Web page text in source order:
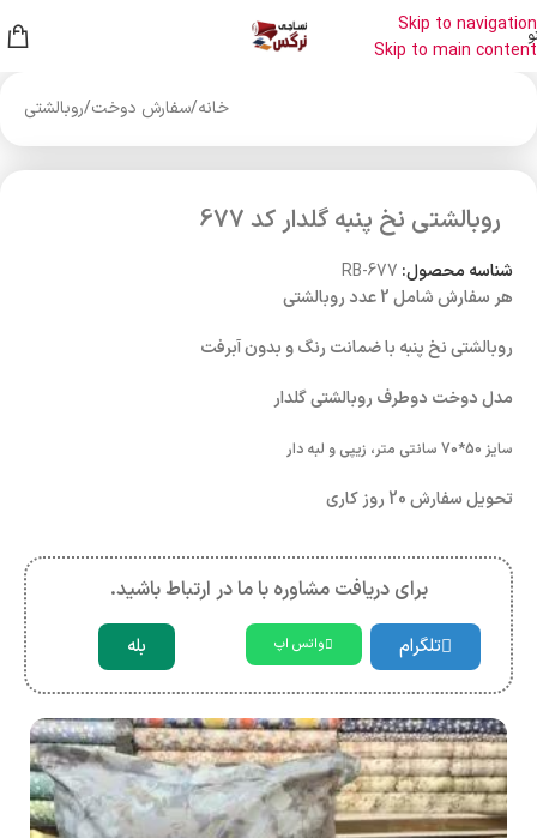
Skip to navigation
Skip to main content
خانه/سفارش دوخت/روبالشتی
روبالشتی نخ پنبه گلدار کد 677
شناسه محصول: RB-677
هر سفارش شامل 2 عدد روبالشتی
روبالشتی نخ پنبه با ضمانت رنگ و بدون آبرفت
مدل دوخت دوطرف روبالشتی گلدار
سایز 50*70 سانتی متر، زیپی و لبه دار
تحویل سفارش 20 روز کاری
برای دریافت مشاوره با ما در ارتباط باشید.
تلگرام واتس اپ بله